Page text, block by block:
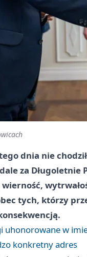
dnia nie
za Długoletnie
tych, którzy
uhonorowane w
konkretny adres